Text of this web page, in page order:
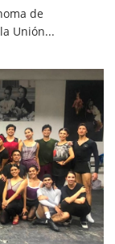
de
Unión...